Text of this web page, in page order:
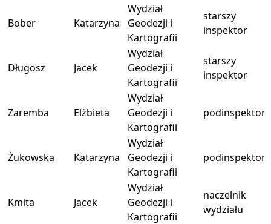
Bober Katarzyna
Wydział
Geodezji i
Kartografii
starszy
inspektor
Długosz Jacek
Wydział
Geodezji i
Kartografii
starszy
inspektor
Zaremba Elżbieta
Wydział
Geodezji i
Kartografii
podinspektor
Żukowska Katarzyna
Wydział
Geodezji i
Kartografii
podinspektor
Kmita Jacek
Wydział
Geodezji i
Kartografii
naczelnik
wydziału